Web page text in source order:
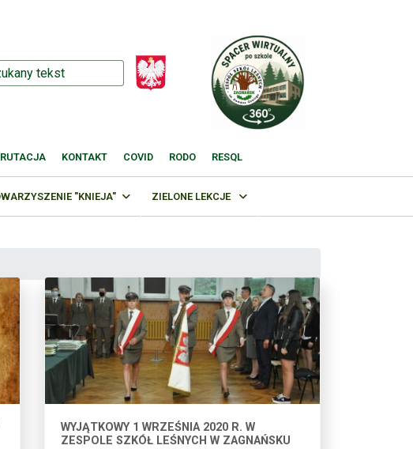
KONTAKT COVID RODO RESQL
"KNIEJA" ZIELONE LEKCJE
WYJĄTKOWY 1 WRZEŚNIA 2020 R. W
ZESPOLE SZKÓŁ LEŚNYCH W ZAGNAŃSKU